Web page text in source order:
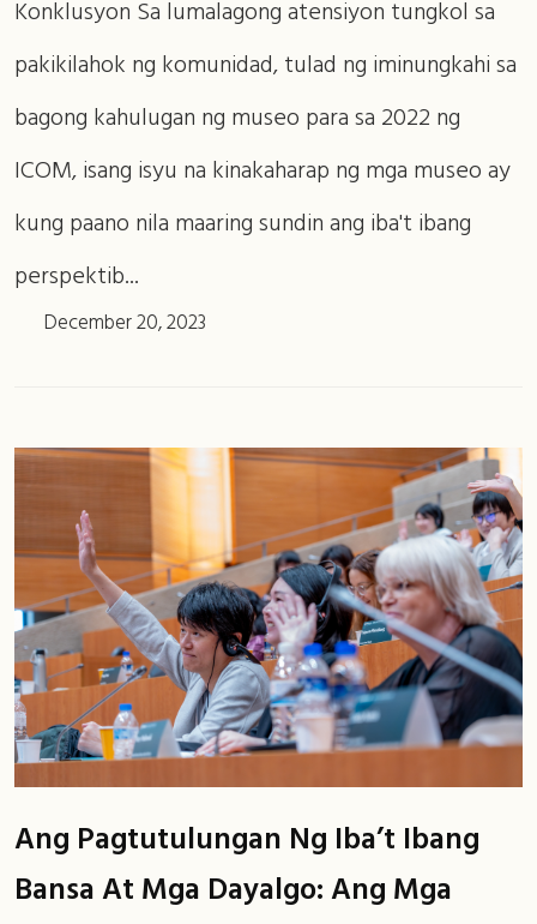
Konklusyon Sa lumalagong atensiyon tungkol sa
pakikilahok ng komunidad, tulad ng iminungkahi sa
bagong kahulugan ng museo para sa 2022 ng
ICOM, isang isyu na kinakaharap ng mga museo ay
kung paano nila maaring sundin ang iba't ibang
perspektib...
December 20, 2023
Ang Pagtutulungan Ng Iba’t Ibang
Bansa At Mga Dayalgo: Ang Mga